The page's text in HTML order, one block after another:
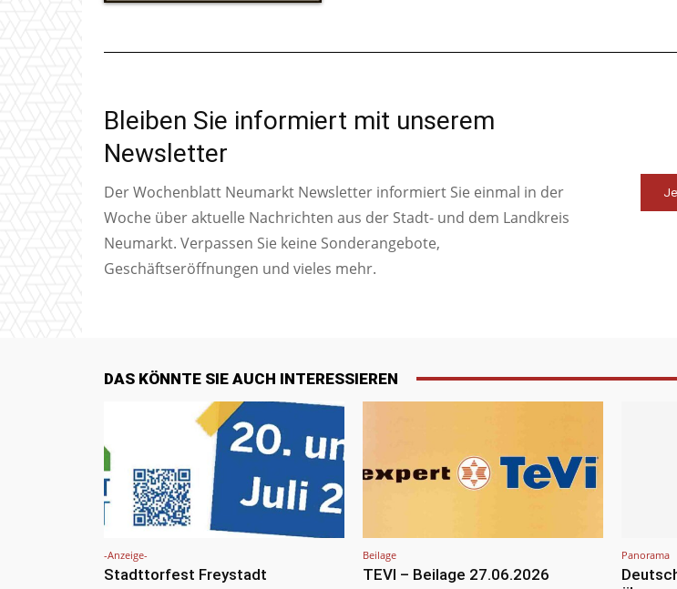
Bleiben Sie informiert mit unserem
Newsletter
Der Wochenblatt Neumarkt Newsletter informiert Sie einmal in der
Woche über aktuelle Nachrichten aus der Stadt- und dem Landkreis
Neumarkt. Verpassen Sie keine Sonderangebote,
Geschäftseröffnungen und vieles mehr.
DAS KÖNNTE SIE AUCH INTERESSIEREN
-Anzeige-
Stadttorfest Freystadt
Beilage
TEVI – Beilage 27.06.2026
Panorama